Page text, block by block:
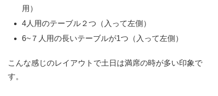
用）
4人用のテーブル２つ（入って左側）
6~７人用の長いテーブルが1つ（入って左側）
こんな感じのレイアウトで土日は満席の時が多い印象で
す。